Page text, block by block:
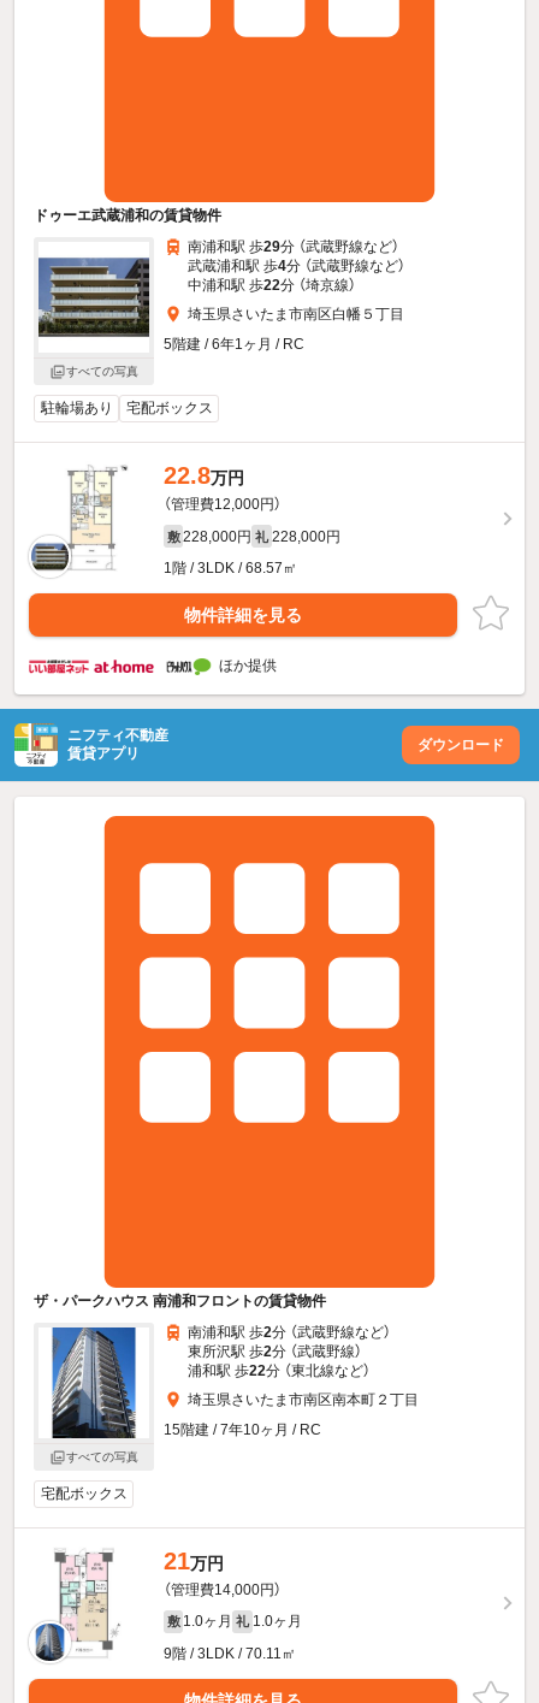
ドゥーエ武蔵浦和の賃貸物件
すべての写真
南浦和駅 歩29分 （武蔵野線など）
武蔵浦和駅 歩4分 （武蔵野線など）
中浦和駅 歩22分 （埼京線）
埼玉県さいたま市南区白幡５丁目
5階建 / 6年1ヶ月 / RC
駐輪場あり 宅配ボックス
22.8万円
（管理費12,000円）
敷 228,000円 礼 228,000円
1階 / 3LDK / 68.57㎡
物件詳細を見る
ほか提供
ニフティ不動産
賃貸アプリ
ダウンロード
ザ・パークハウス 南浦和フロントの賃貸物件
すべての写真
南浦和駅 歩2分 （武蔵野線など）
東所沢駅 歩2分 （武蔵野線）
浦和駅 歩22分 （東北線など）
埼玉県さいたま市南区南本町２丁目
15階建 / 7年10ヶ月 / RC
宅配ボックス
21万円
（管理費14,000円）
敷 1.0ヶ月 礼 1.0ヶ月
9階 / 3LDK / 70.11㎡